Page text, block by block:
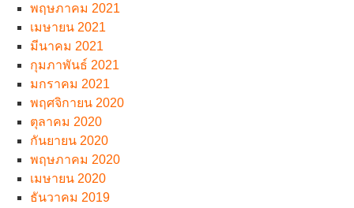
พฤษภาคม 2021
เมษายน 2021
มีนาคม 2021
กุมภาพันธ์ 2021
มกราคม 2021
พฤศจิกายน 2020
ตุลาคม 2020
กันยายน 2020
พฤษภาคม 2020
เมษายน 2020
ธันวาคม 2019